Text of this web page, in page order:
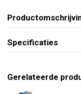
Specificaties
Gerelateerde